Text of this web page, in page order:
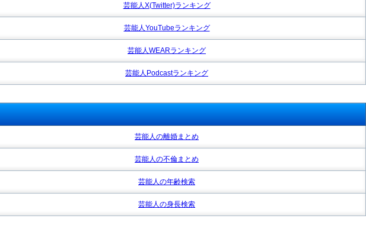
芸能人X(Twitter)ランキング
芸能人YouTubeランキング
芸能人WEARランキング
芸能人Podcastランキング
芸能人の離婚まとめ
芸能人の不倫まとめ
芸能人の年齢検索
芸能人の身長検索